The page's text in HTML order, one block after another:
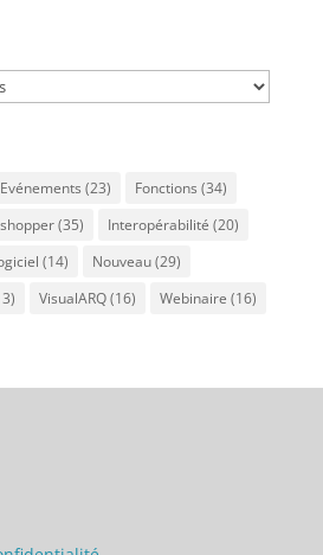
Evénements (23) Fonctions (34)
(35) Interopérabilité (20)
(14) Nouveau(29)
VisualARQ(16) Webinaire (16)